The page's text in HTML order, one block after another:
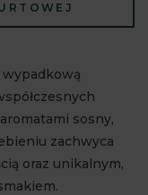
sosny,
zachwyca
oraz unikalnym,